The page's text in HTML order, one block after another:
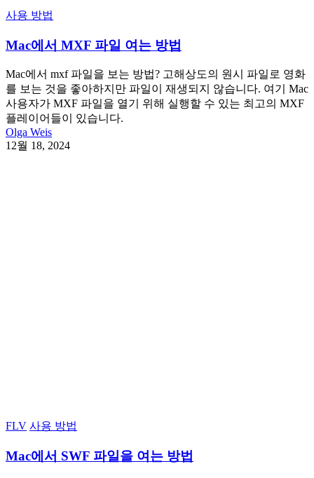
사용 방법
Mac에서 MXF 파일 여는 방법
Mac에서 mxf 파일을 보는 방법? 고해상도의 원시 파일로 영화
를 보는 것을 좋아하지만 파일이 재생되지 않습니다. 여기 Mac
사용자가 MXF 파일을 열기 위해 실행할 수 있는 최고의 MXF
플레이어들이 있습니다.
Olga Weis
12월 18, 2024
FLV 사용 방법
Mac에서 SWF 파일을 여는 방법